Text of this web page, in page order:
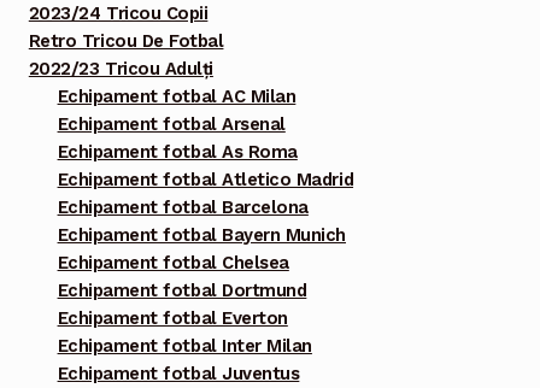
2023/24 Tricou Copii
Retro Tricou De Fotbal
2022/23 Tricou Adulți
Echipament fotbal AC Milan
Echipament fotbal Arsenal
Echipament fotbal As Roma
Echipament fotbal Atletico Madrid
Echipament fotbal Barcelona
Echipament fotbal Bayern Munich
Echipament fotbal Chelsea
Echipament fotbal Dortmund
Echipament fotbal Everton
Echipament fotbal Inter Milan
Echipament fotbal Juventus